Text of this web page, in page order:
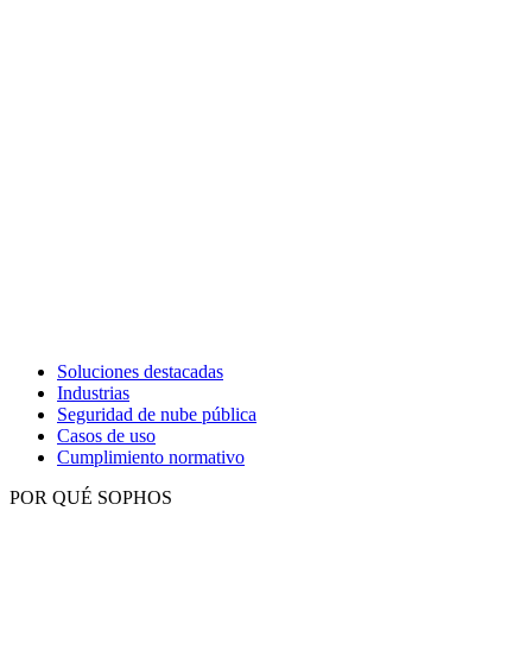
Soluciones destacadas
Industrias
Seguridad de nube pública
Casos de uso
Cumplimiento normativo
POR QUÉ SOPHOS